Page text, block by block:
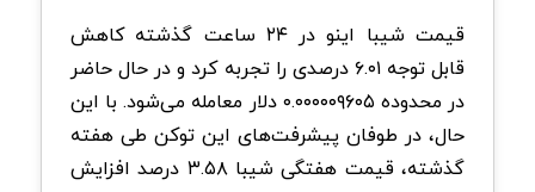
قیمت شیبا اینو در ۲۴ ساعت گذشته کاهش
قابل توجه ۶.۰۱ درصدی را تجربه کرد و در حال حاضر
در محدوده ۰.۰۰۰۰۰۹۶۰۵ دلار معامله می‌شود. با این
حال، در طوفان پیشرفت‌های این توکن طی هفته
گذشته، قیمت هفتگی شیبا ۳.۵۸ درصد افزایش